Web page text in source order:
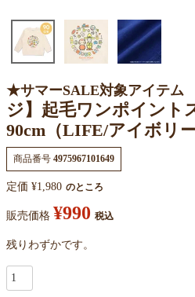
★サマーSALE対象アイテム
ジ】起毛ワンポイント
90cm（LIFE/アイボリ
商品番号 4975967101649
定価 ¥1,980 のところ
販売価格 ¥990 税込
残りわずかです。